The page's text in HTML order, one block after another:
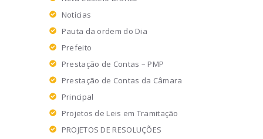
Notícias
Pauta da ordem do Dia
Prefeito
Prestação de Contas – PMP
Prestação de Contas da Câmara
Principal
Projetos de Leis em Tramitação
PROJETOS DE RESOLUÇÕES